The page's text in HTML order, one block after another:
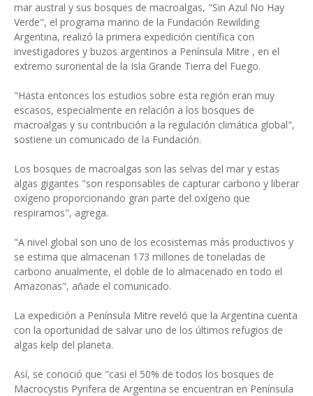
mar austral y sus bosques de macroalgas, "Sin Azul No Hay
Verde", el programa marino de la Fundación Rewilding
Argentina, realizó la primera expedición científica con
investigadores y buzos argentinos a Península Mitre , en el
extremo suroriental de la Isla Grande Tierra del Fuego.
"Hasta entonces los estudios sobre esta región eran muy
escasos, especialmente en relación a los bosques de
macroalgas y su contribución a la regulación climática global",
sostiene un comunicado de la Fundación.
Los bosques de macroalgas son las selvas del mar y estas
algas gigantes "son responsables de capturar carbono y liberar
oxígeno proporcionando gran parte del oxígeno que
respiramos", agrega.
"A nivel global son uno de los ecosistemas más productivos y
se estima que almacenan 173 millones de toneladas de
carbono anualmente, el doble de lo almacenado en todo el
Amazonas", añade el comunicado.
La expedición a Península Mitre reveló que la Argentina cuenta
con la oportunidad de salvar uno de los últimos refugios de
algas kelp del planeta.
Así, se conoció que "casi el 50% de todos los bosques de
Macrocystis Pyrifera de Argentina se encuentran en Península